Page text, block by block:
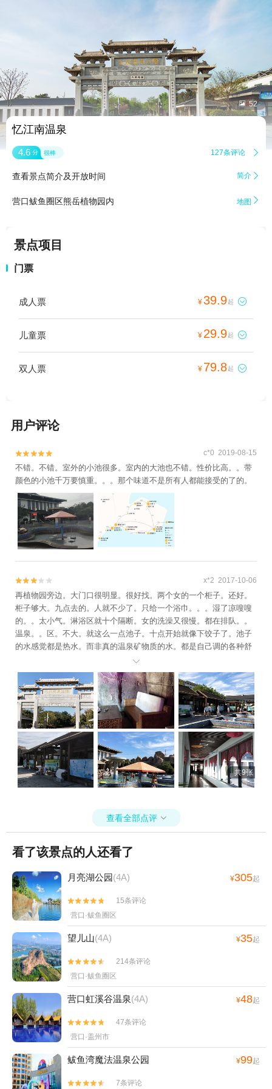
 52
忆江南温泉
4.6 分 很棒 127条评论 
查看景点简介及开放时间 简介 
营口鲅鱼圈区熊岳植物园内 地图 
景点项目
门票
成人票 ¥39.9起 
儿童票 ¥ 29.9起 
双人票 ¥ 79.8起 
用户评论

 c*0 2019-08-15
不错。不错。室外的小池很多。室内的大池也不错。性价比高。。带
颜色的小池千万要慎重。。。那个味道不是所有人都能接受的了的。

 x*2 2017-10-06
再植物园旁边。大门口很明显。很好找。两个女的一个柜子。还好。
柜子够大。九点去的。人就不少了。只给一个浴巾。。。湿了凉嗖嗖
的。。太小气。淋浴区就十个隔断。女的洗澡又很慢。都在排队。。
温泉。。区。不大。就这么一点池子。十点开始就像下饺子了。池子
的水感觉都是热水。而非真的温泉矿物质的水。都是自己调的各种舒
筋活血。各种功效的热水而已。也没得饭吃。只有简单的火锅。还得
改善。太一般了。

共9张
查看全部点评 
看了该景点的人还看了
月亮湖公园(4A) ¥305起


15条评论
营口·鲅鱼圈区
望儿山(4A) ¥35起


214条评论
营口·鲅鱼圈区
营口虹溪谷温泉(4A) ¥48起


47条评论
营口·盖州市
鲅鱼湾魔法温泉公园 ¥99起

 7条评论